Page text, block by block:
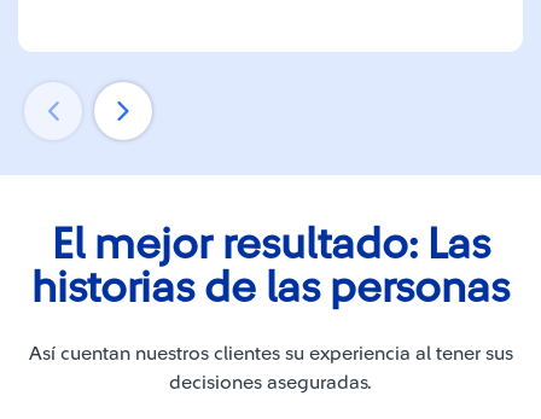
El mejor resultado: Las
historias de las personas
Así cuentan nuestros clientes su experiencia al tener sus
decisiones aseguradas.